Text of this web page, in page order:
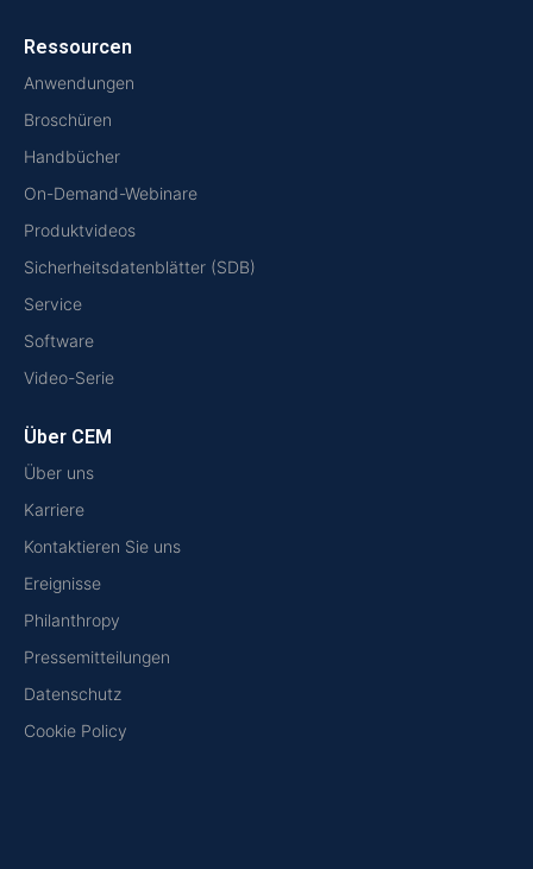
Ressourcen
Anwendungen
Broschüren
Handbücher
On-Demand-Webinare
Produktvideos
Sicherheitsdatenblätter (SDB)
Service
Software
Video-Serie
Über CEM
Über uns
Karriere
Kontaktieren Sie uns
Ereignisse
Philanthropy
Pressemitteilungen
Datenschutz
Cookie Policy